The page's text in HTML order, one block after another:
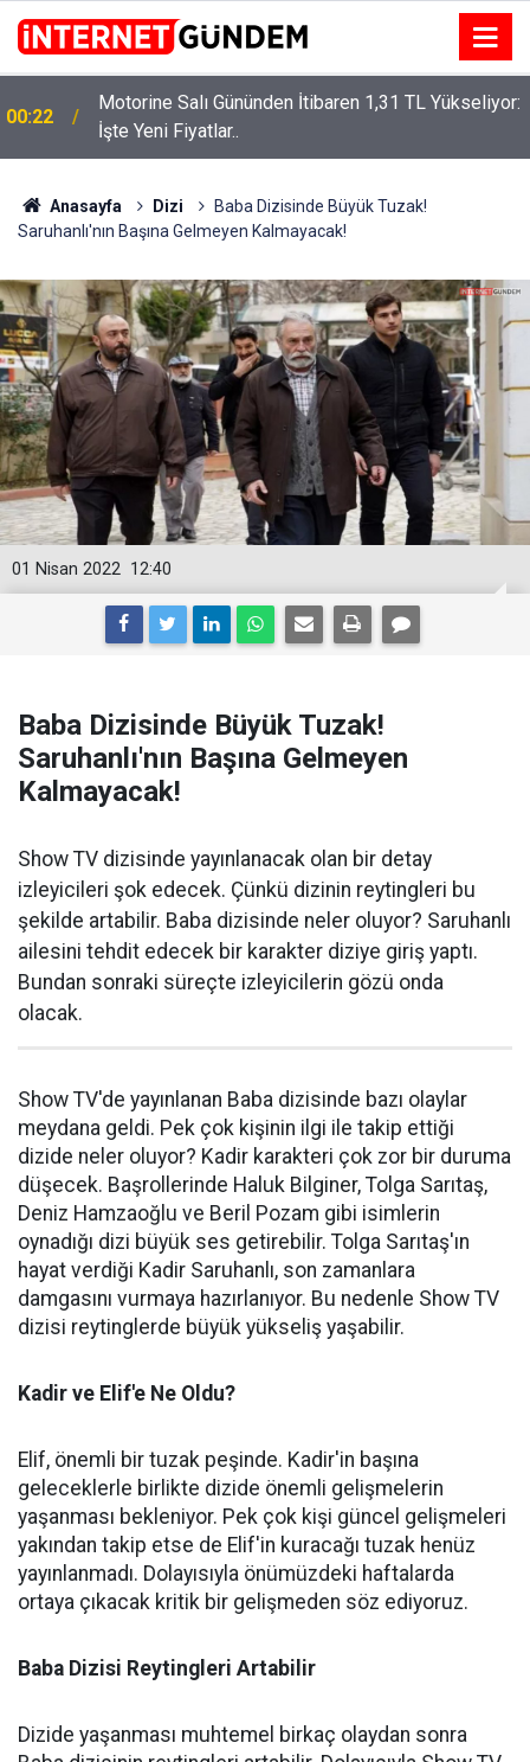
00:22
Motorine Salı Gününden İtibaren 1,31 TL Yükseliyor:
İşte Yeni Fiyatlar..
Anasayfa Dizi
Baba Dizisinde Büyük Tuzak!
Saruhanlı'nın Başına Gelmeyen Kalmayacak!
12:40
01 Nisan 2022
Baba Dizisinde Büyük Tuzak!
Saruhanlı'nın Başına Gelmeyen
Kalmayacak!
Show TV dizisinde yayınlanacak olan bir detay
izleyicileri şok edecek. Çünkü dizinin reytingleri bu
şekilde artabilir. Baba dizisinde neler oluyor? Saruhanlı
ailesini tehdit edecek bir karakter diziye giriş yaptı.
Bundan sonraki süreçte izleyicilerin gözü onda
olacak.
Show TV'de yayınlanan Baba dizisinde bazı olaylar
meydana geldi. Pek çok kişinin ilgi ile takip ettiği
dizide neler oluyor? Kadir karakteri çok zor bir duruma
düşecek. Başrollerinde Haluk Bilginer, Tolga Sarıtaş,
Deniz Hamzaoğlu ve Beril Pozam gibi isimlerin
oynadığı dizi büyük ses getirebilir. Tolga Sarıtaş'ın
hayat verdiği Kadir Saruhanlı, son zamanlara
damgasını vurmaya hazırlanıyor. Bu nedenle Show TV
dizisi reytinglerde büyük yükseliş yaşabilir.
Kadir ve Elif'e Ne Oldu?
Elif, önemli bir tuzak peşinde. Kadir'in başına
geleceklerle birlikte dizide önemli gelişmelerin
yaşanması bekleniyor. Pek çok kişi güncel gelişmeleri
yakından takip etse de Elif'in kuracağı tuzak henüz
yayınlanmadı. Dolayısıyla önümüzdeki haftalarda
ortaya çıkacak kritik bir gelişmeden söz ediyoruz.
Baba Dizisi Reytingleri Artabilir
Dizide yaşanması muhtemel birkaç olaydan sonra